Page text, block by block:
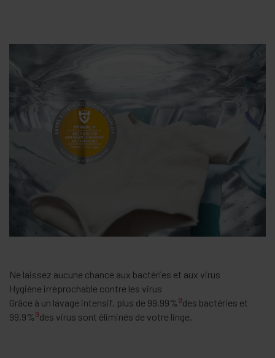
Ne laissez aucune chance aux bactéries et aux virus
Hygiène irréprochable contre les virus
Grâce à un lavage intensif, plus de 99,99%8des bactéries et
99,9%9des virus sont éliminés de votre linge.